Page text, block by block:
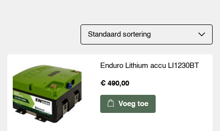
Enduro Lithium accu LI1230BT
€ 490,00
Voeg toe